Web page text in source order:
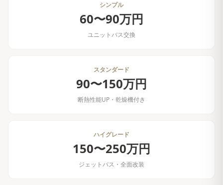
シンプル
60〜90万円
ユニットバス交換
スタンダード
90〜150万円
断熱性能UP・乾燥機付き
ハイグレード
150〜250万円
ジェットバス・全面改装